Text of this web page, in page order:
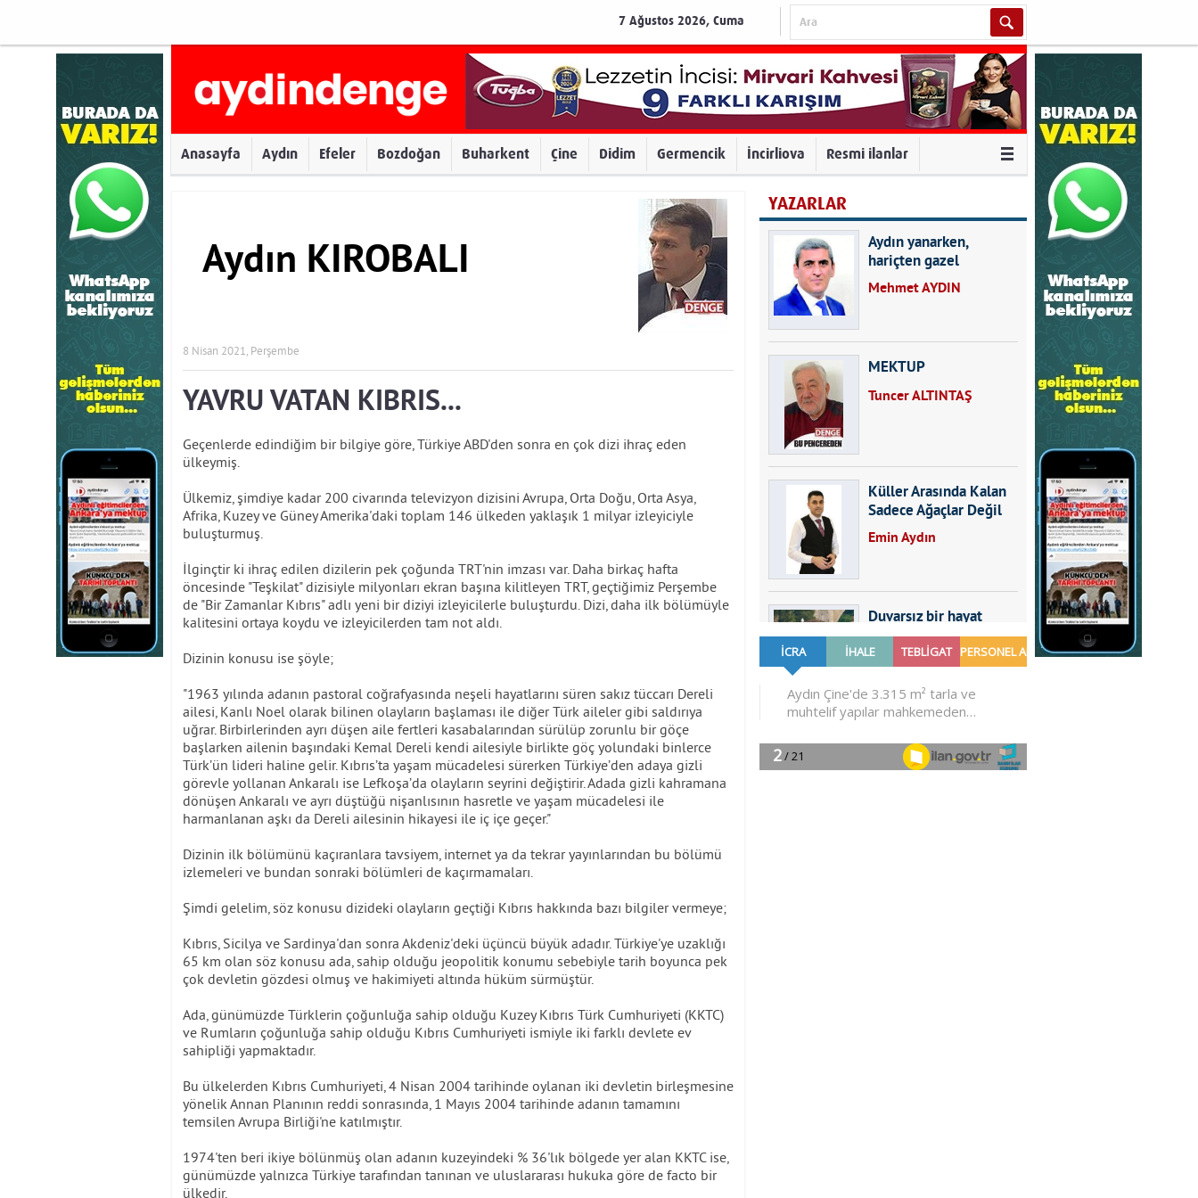
7 Ağustos 2026, Cuma
Anasayfa Aydın Efeler Bozdoğan Buharkent Çine Didim Germencik İncirliova Resmi ilanlar
Aydın KIROBALI
8 Nisan 2021, Perşembe
YAVRU VATAN KIBRIS...
Geçenlerde edindiğim bir bilgiye göre, Türkiye ABD'den sonra en çok dizi ihraç eden
ülkeymiş.
Ülkemiz, şimdiye kadar 200 civarında televizyon dizisini Avrupa, Orta Doğu, Orta Asya,
Afrika, Kuzey ve Güney Amerika'daki toplam 146 ülkeden yaklaşık 1 milyar izleyiciyle
buluşturmuş.
İlginçtir ki ihraç edilen dizilerin pek çoğunda TRT'nin imzası var. Daha birkaç hafta
öncesinde "Teşkilat" dizisiyle milyonları ekran başına kilitleyen TRT, geçtiğimiz Perşembe
de "Bir Zamanlar Kıbrıs" adlı yeni bir diziyi izleyicilerle buluşturdu. Dizi, daha ilk bölümüyle
kalitesini ortaya koydu ve izleyicilerden tam not aldı.
Dizinin konusu ise şöyle;
"1963 yılında adanın pastoral coğrafyasında neşeli hayatlarını süren sakız tüccarı Dereli
ailesi, Kanlı Noel olarak bilinen olayların başlaması ile diğer Türk aileler gibi saldırıya
uğrar. Birbirlerinden ayrı düşen aile fertleri kasabalarından sürülüp zorunlu bir göçe
başlarken ailenin başındaki Kemal Dereli kendi ailesiyle birlikte göç yolundaki binlerce
Türk’ün lideri haline gelir. Kıbrıs’ta yaşam mücadelesi sürerken Türkiye’den adaya gizli
görevle yollanan Ankaralı ise Lefkoşa’da olayların seyrini değiştirir. Adada gizli kahramana
dönüşen Ankaralı ve ayrı düştüğü nişanlısının hasretle ve yaşam mücadelesi ile
harmanlanan aşkı da Dereli ailesinin hikayesi ile iç içe geçer."
Dizinin ilk bölümünü kaçıranlara tavsiyem, internet ya da tekrar yayınlarından bu bölümü
izlemeleri ve bundan sonraki bölümleri de kaçırmamaları.
Şimdi gelelim, söz konusu dizideki olayların geçtiği Kıbrıs hakkında bazı bilgiler vermeye;
Kıbrıs, Sicilya ve Sardinya'dan sonra Akdeniz'deki üçüncü büyük adadır. Türkiye'ye uzaklığı
65 km olan söz konusu ada, sahip olduğu jeopolitik konumu sebebiyle tarih boyunca pek
çok devletin gözdesi olmuş ve hakimiyeti altında hüküm sürmüştür.
Ada, günümüzde Türklerin çoğunluğa sahip olduğu Kuzey Kıbrıs Türk Cumhuriyeti (KKTC)
ve Rumların çoğunluğa sahip olduğu Kıbrıs Cumhuriyeti ismiyle iki farklı devlete ev
sahipliği yapmaktadır.
Bu ülkelerden Kıbrıs Cumhuriyeti, 4 Nisan 2004 tarihinde oylanan iki devletin birleşmesine
yönelik Annan Planının reddi sonrasında, 1 Mayıs 2004 tarihinde adanın tamamını
temsilen Avrupa Birliği'ne katılmıştır.
1974'ten beri ikiye bölünmüş olan adanın kuzeyindeki % 36'lık bölgede yer alan KKTC ise,
günümüzde yalnızca Türkiye tarafından tanınan ve uluslararası hukuka göre de facto bir
ülkedir.
YAZARLAR
Aydın yanarken,
hariçten gazel
okuyarak kalpleri de
Mehmet AYDIN
MEKTUP
Tuncer ALTINTAŞ
Küller Arasında Kalan
Sadece Ağaçlar Değil
Emin Aydın
Duvarsız bir hayat
Furkan SARICA
GÜNDEMDE NELER
OLMALI?